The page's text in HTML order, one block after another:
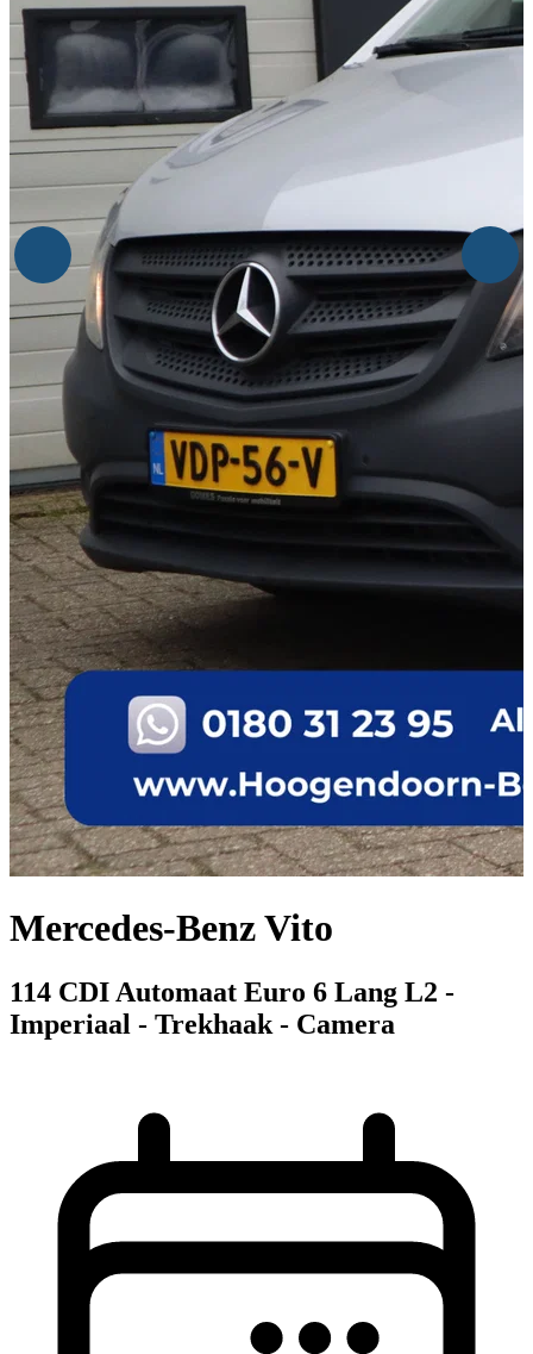
Mercedes-Benz Vito
114 CDI Automaat Euro 6 Lang L2 -
Imperiaal - Trekhaak - Camera